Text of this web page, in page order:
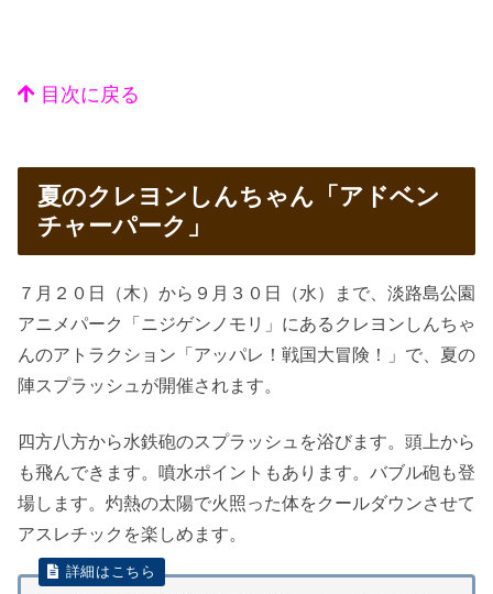
目次に戻る
夏のクレヨンしんちゃん「アドベン
チャーパーク」
７月２０日（木）から９月３０日（水）まで、淡路島公園
アニメパーク「ニジゲンノモリ」にあるクレヨンしんちゃ
んのアトラクション「アッパレ！戦国大冒険！」で、夏の
陣スプラッシュが開催されます。
四方八方から水鉄砲のスプラッシュを浴びます。頭上から
も飛んできます。噴水ポイントもあります。バブル砲も登
場します。灼熱の太陽で火照った体をクールダウンさせて
アスレチックを楽しめます。